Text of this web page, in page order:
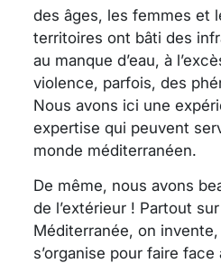
des âges, les femmes et
territoires ont bâti des
au manque d’eau, à
violence, parfois, des
Nous avons ici une
expertise qui peuvent
monde méditerranéen.
De même, nous avons
de l’extérieur ! Partout
Méditerranée, on
s’organise pour faire